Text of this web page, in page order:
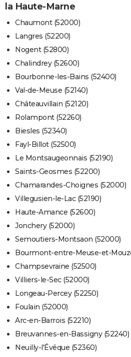
la Haute-Marne
Chaumont (52000)
Langres (52200)
Nogent (52800)
Chalindrey (52600)
Bourbonne-les-Bains (52400)
Val-de-Meuse (52140)
Châteauvillain (52120)
Rolampont (52260)
Biesles (52340)
Fayl-Billot (52500)
Le Montsaugeonnais (52190)
Saints-Geosmes (52200)
Chamarandes-Choignes (52000)
Villegusien-le-Lac (52190)
Haute-Amance (52600)
Jonchery (52000)
Semoutiers-Montsaon (52000)
Bourmont-entre-Meuse-et-
Champsevraine (52500)
Villiers-le-Sec (52000)
Longeau-Percey (52250)
Foulain (52000)
Arc-en-Barrois (52210)
Breuvannes-en-Bassigny (52240)
Neuilly-l'Évêque (52360)